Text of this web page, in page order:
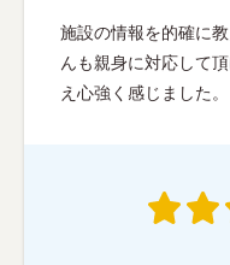
施設の情報を的確に
んも親身に対応して
え心強く感じました。